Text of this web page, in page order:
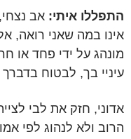
התפללו איתי: אב
אינו במה שאני רואה,
מונהג על ידי פחד או
עיניי בך, לבטוח
אדוני, חזק את לבי
הרוב ולא לנהוג לפי